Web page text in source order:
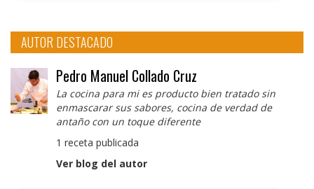
AUTOR DESTACADO
Pedro Manuel Collado Cruz
La cocina para mi es producto bien tratado sin
enmascarar sus sabores, cocina de verdad de
antaño con un toque diferente
1 receta publicada
Ver blog del autor